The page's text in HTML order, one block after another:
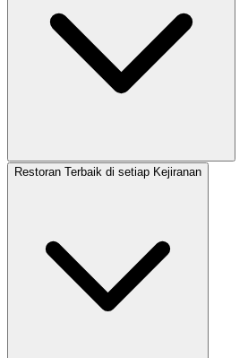
Restoran Terbaik di setiap Kejiranan